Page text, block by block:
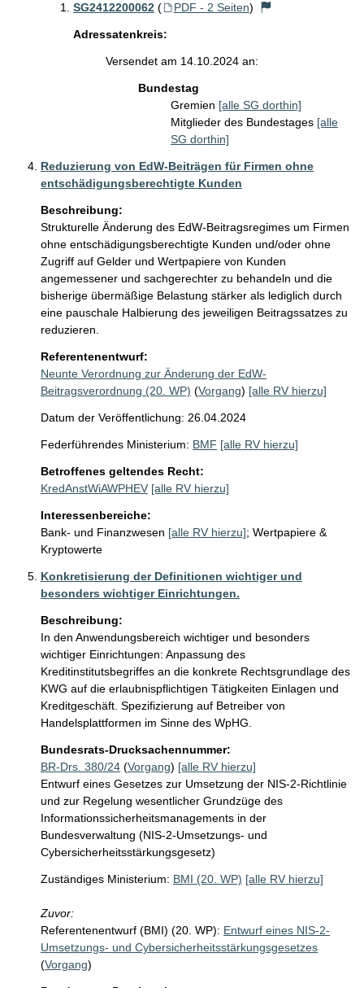
SG2412200062 ( PDF - 2 Seiten)
Adressatenkreis:
Versendet am 14.10.2024 an:
Bundestag
Gremien [alle SG dorthin]
Mitglieder des Bundestages [alle
SG dorthin]
Reduzierung von EdW-Beiträgen für Firmen ohne
entschädigungsberechtigte Kunden
Beschreibung:
Strukturelle Änderung des EdW-Beitragsregimes um Firmen
ohne entschädigungsberechtigte Kunden und/oder ohne
Zugriff auf Gelder und Wertpapiere von Kunden
angemessener und sachgerechter zu behandeln und die
bisherige übermäßige Belastung stärker als lediglich durch
eine pauschale Halbierung des jeweiligen Beitragssatzes zu
reduzieren.
Referentenentwurf:
Neunte Verordnung zur Änderung der EdW-
Beitragsverordnung (20. WP) (Vorgang) [alle RV hierzu]
Datum der Veröffentlichung: 26.04.2024
Federführendes Ministerium: BMF [alle RV hierzu]
Betroffenes geltendes Recht:
KredAnstWiAWPHEV [alle RV hierzu]
Interessenbereiche:
Bank- und Finanzwesen [alle RV hierzu]; Wertpapiere &
Kryptowerte
Konkretisierung der Definitionen wichtiger und
besonders wichtiger Einrichtungen.
Beschreibung:
In den Anwendungsbereich wichtiger und besonders
wichtiger Einrichtungen: Anpassung des
Kreditinstitutsbegriffes an die konkrete Rechtsgrundlage des
KWG auf die erlaubnispflichtigen Tätigkeiten Einlagen und
Kreditgeschäft. Spezifizierung auf Betreiber von
Handelsplattformen im Sinne des WpHG.
Bundesrats-Drucksachennummer:
BR-Drs. 380/24 (Vorgang) [alle RV hierzu]
Entwurf eines Gesetzes zur Umsetzung der NIS-2-Richtlinie
und zur Regelung wesentlicher Grundzüge des
Informationssicherheitsmanagements in der
Bundesverwaltung (NIS-2-Umsetzungs- und
Cybersicherheitsstärkungsgesetz)
Zuständiges Ministerium: BMI (20. WP) [alle RV hierzu]
Zuvor:
Referentenentwurf (BMI) (20. WP): Entwurf eines NIS-2-
Umsetzungs- und Cybersicherheitsstärkungsgesetzes
(Vorgang)